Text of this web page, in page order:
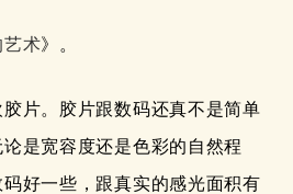
艺术》。
片。胶片跟数码还真不是简单
是宽容度还是色彩的自然程
好一些，跟真实的感光面积有